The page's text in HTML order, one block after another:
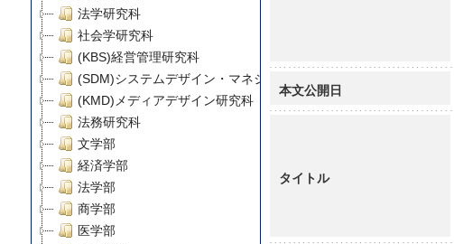
法学研究科
社会学研究科
(KBS)経営管理研究科
(SDM)システムデザイン・マネジメント研究科
(KMD)メディアデザイン研究科
法務研究科
文学部
経済学部
法学部
商学部
医学部
本文公開日
タイトル